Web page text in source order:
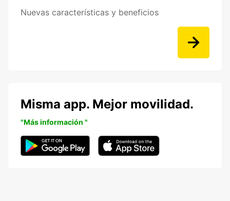
Nuevas características y beneficios
Misma app. Mejor movilidad.
"Más información "